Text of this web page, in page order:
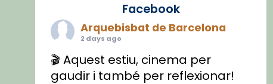
Facebook
Arquebisbat de Barcelona
2 days ago
🎬 Aquest estiu, cinema per
gaudir i també per reflexionar!